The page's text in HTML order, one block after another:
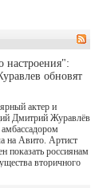
останется только
— весь август по
продолжат
новые эпизоды
в котором
возмездием в
Монте-Кристо
наша
настроения":
обновят
актер и
Дмитрий Журавлёв
амбассадором
на Авито. Артист
показать россиянам
вторичного